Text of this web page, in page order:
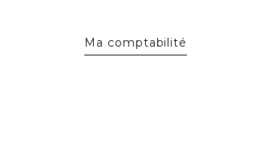
Ma comptabilité